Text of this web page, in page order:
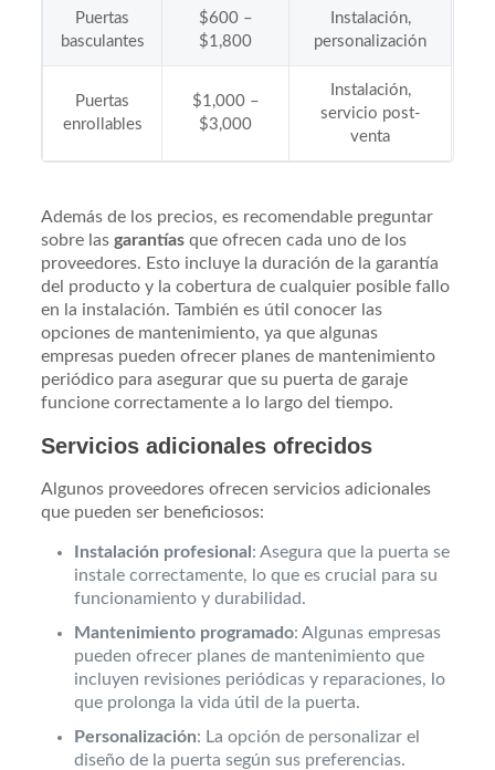
Puertas
basculantes
$600 –
$1,800
Instalación,
personalización
Puertas
enrollables
$1,000 –
$3,000
Instalación,
servicio post-
venta
Además de los precios, es recomendable preguntar
sobre lasgarantías que ofrecen cada uno de los
proveedores. Esto incluye la duración de la garantía
del producto y la cobertura de cualquier posible fallo
en la instalación. También es útil conocer las
opciones de mantenimiento, ya que algunas
empresas pueden ofrecer planes de mantenimiento
periódico para asegurar que su puerta de garaje
funcione correctamente a lo largo del tiempo.
Servicios adicionales ofrecidos
Algunos proveedores ofrecen servicios adicionales
que pueden ser beneficiosos:
Instalación profesional: Asegura que la puerta se
instale correctamente, lo que es crucial para su
funcionamiento y durabilidad.
Mantenimiento programado: Algunas empresas
pueden ofrecer planes de mantenimiento que
incluyen revisiones periódicas y reparaciones, lo
que prolonga la vida útil de la puerta.
Personalización: La opción de personalizar el
diseño de la puerta según sus preferencias.